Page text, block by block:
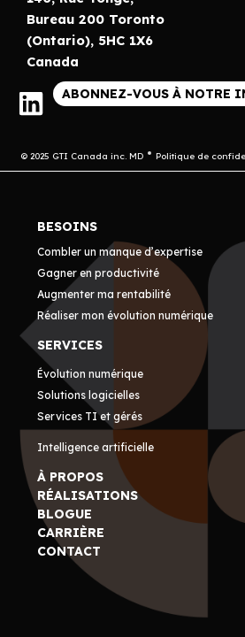
Bureau 200 Toronto
(Ontario), 5HC 1X6
Canada
ABONNEZ-VOUS À NOTRE
© 2025 GTI Canada inc. MD Politique de
BESOINS
Combler un manque d’expertise
Gagner en productivité
Augmenter ma rentabilité
Réaliser mon évolution numérique
SERVICES
Évolution numérique
Solutions logicielles
Services TI et gérés
Intelligence artificielle
À PROPOS
RÉALISATIONS
BLOGUE
CARRIÈRE
CONTACT